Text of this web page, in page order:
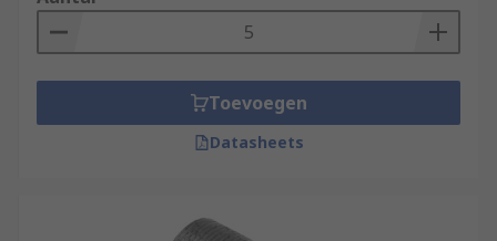
Toevoegen
Datasheets